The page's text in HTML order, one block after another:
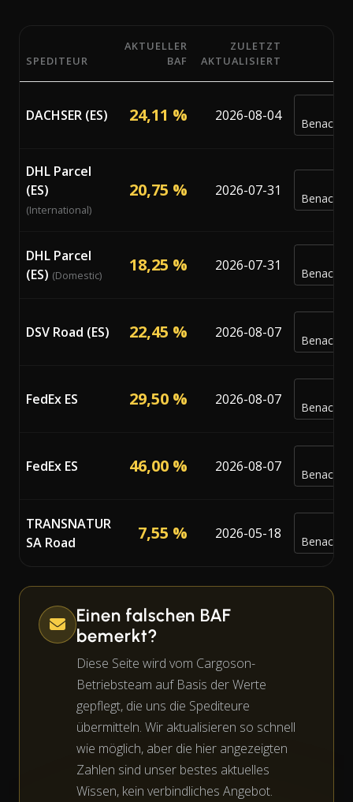
Aktuelle Bunker Adjustment Factor (BAF)
SPEDITEUR
AKTUELLER
BAF
ZULETZT
AKTUALISIERT
DACHSER (ES) 24,11 % 2026-08-04
DHL Parcel
(ES)
(International)
20,75 % 2026-07-31
DHL Parcel
(ES) (Domestic) 18,25 % 2026-07-31
DSV Road (ES) 22,45 % 2026-08-07
FedEx ES 29,50 % 2026-08-07
FedEx ES 46,00 % 2026-08-07
TRANSNATUR
SA Road
7,55 % 2026-05-18
Einen falschen BAF
bemerkt?
Diese Seite wird vom Cargoson-
Betriebsteam auf Basis der Werte
gepflegt, die uns die Spediteure
übermitteln. Wir aktualisieren so schnell
wie möglich, aber die hier angezeigten
Zahlen sind unser bestes aktuelles
Wissen, kein verbindliches Angebot.